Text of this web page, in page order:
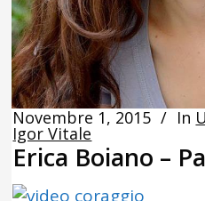
Novembre 1, 2015 In
Igor Vitale
Erica Boiano –